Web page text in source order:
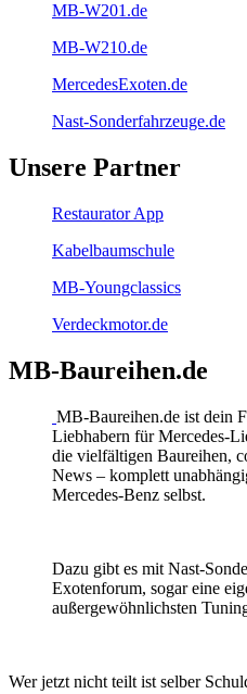
MB-W201.de
MB-W210.de
MercedesExoten.de
Nast-Sonderfahrzeuge.de
Unsere Partner
Restaurator App
Kabelbaumschule
MB-Youngclassics
Verdeckmotor.de
MB-Baureihen.de
MB-Baureihen.de ist dein
Liebhabern für Mercedes-
die vielfältigen Baureihen,
News – komplett
Mercedes-Benz selbst.
Dazu gibt es mit Nast-
Exotenforum, sogar eine
außergewöhnlichsten
Wer jetzt nicht teilt ist selber